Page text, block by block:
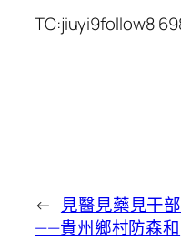
TC:jiuyi9follow8
← 見醫見藥見干部
——貴州鄉村防森和